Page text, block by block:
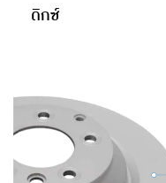
ดิกซ์